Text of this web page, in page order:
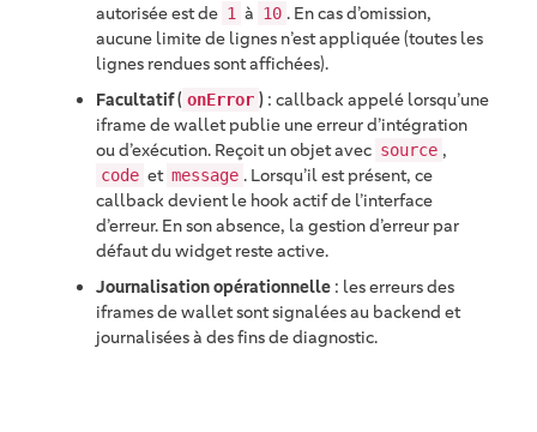
autorisée est de 1 à 10 . En cas d’omission,
aucune limite de lignes n’est appliquée (toutes les
lignes rendues sont affichées).
Facultatif ( onError ) : callback appelé lorsqu’une
iframe de wallet publie une erreur d’intégration
ou d’exécution. Reçoit un objet avec source ,
code et message . Lorsqu’il est présent, ce
callback devient le hook actif de l’interface
d’erreur. En son absence, la gestion d’erreur par
défaut du widget reste active.
Journalisation opérationnelle : les erreurs des
iframes de wallet sont signalées au backend et
journalisées à des fins de diagnostic.